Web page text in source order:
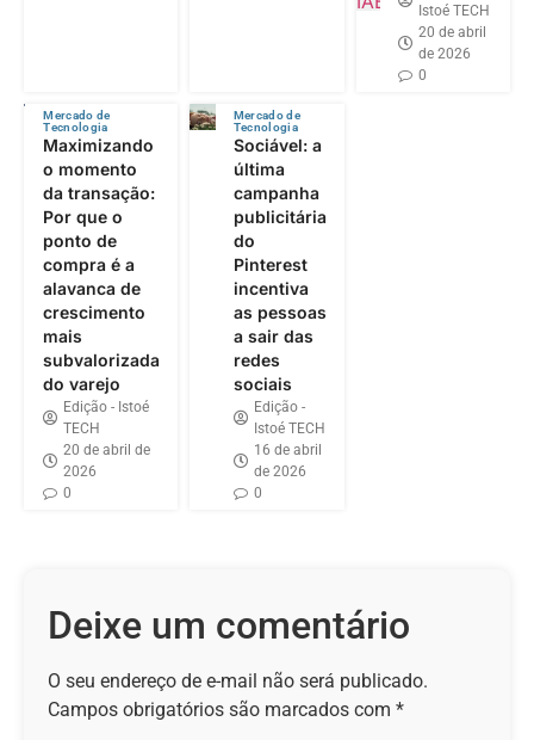
Istoé TECH
20 de abril
de 2026
0
Mercado de
Tecnologia
Maximizando
o momento
da transação:
Por que o
ponto de
compra é a
alavanca de
crescimento
mais
subvalorizada
do varejo
Edição - Istoé
TECH
20 de abril de
2026
0
Mercado de
Tecnologia
Sociável: a
última
campanha
publicitária
do
Pinterest
incentiva
as pessoas
a sair das
redes
sociais
Edição -
Istoé TECH
16 de abril
de 2026
0
Deixe um comentário
O seu endereço de e-mail não será publicado.
Campos obrigatórios são marcados com *